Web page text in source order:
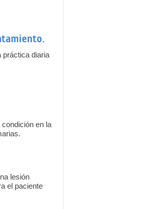
práctica diaria
en la
lesión
el paciente